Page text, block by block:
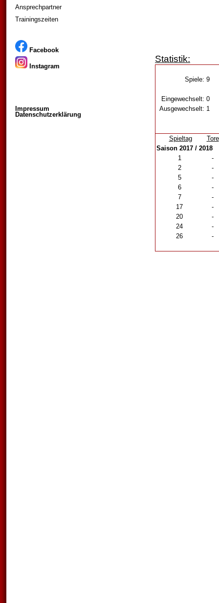
Ansprechpartner
Trainingszeiten
Facebook
Instagram
Impressum
Datenschutzerklärung
Statistik:
Spiele: 9
Eingewechselt: 0
Ausgewechselt: 1
Spieltag
Tore
Saison 2017 / 2018
1
-
2
-
5
-
6
-
7
-
17
-
20
-
24
-
26
-